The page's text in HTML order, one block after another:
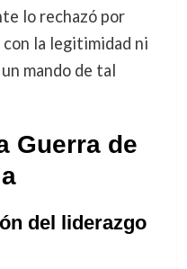
lo rechazó por
la legitimidad ni
mando de tal
Guerra de
del liderazgo